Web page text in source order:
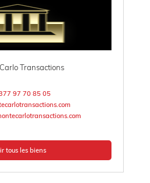
Transactions
97 70 85 05
tous les biens